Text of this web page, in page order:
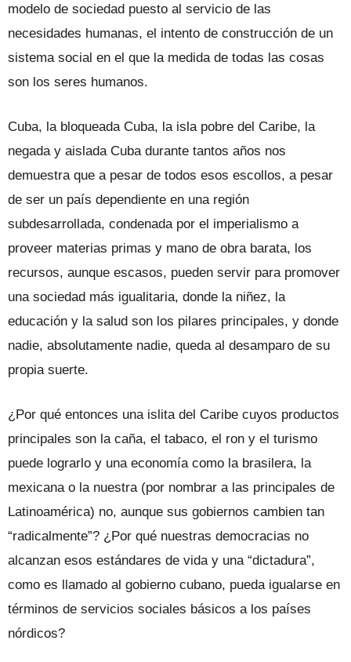
modelo de sociedad puesto al servicio de las
necesidades humanas, el intento de construcción de un
sistema social en el que la medida de todas las cosas
son los seres humanos.
Cuba, la bloqueada Cuba, la isla pobre del Caribe, la
negada y aislada Cuba durante tantos años nos
demuestra que a pesar de todos esos escollos, a pesar
de ser un país dependiente en una región
subdesarrollada, condenada por el imperialismo a
proveer materias primas y mano de obra barata, los
recursos, aunque escasos, pueden servir para promover
una sociedad más igualitaria, donde la niñez, la
educación y la salud son los pilares principales, y donde
nadie, absolutamente nadie, queda al desamparo de su
propia suerte.
¿Por qué entonces una islita del Caribe cuyos productos
principales son la caña, el tabaco, el ron y el turismo
puede lograrlo y una economía como la brasilera, la
mexicana o la nuestra (por nombrar a las principales de
Latinoamérica) no, aunque sus gobiernos cambien tan
“radicalmente”? ¿Por qué nuestras democracias no
alcanzan esos estándares de vida y una “dictadura”,
como es llamado al gobierno cubano, pueda igualarse en
términos de servicios sociales básicos a los países
nórdicos?